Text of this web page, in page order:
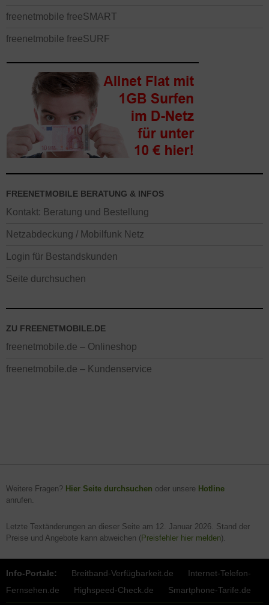
freenetmobile freeSMART
freenetmobile freeSURF
FREENETMOBILE BERATUNG & INFOS
Kontakt: Beratung und Bestellung
Netzabdeckung / Mobilfunk Netz
Login für Bestandskunden
Seite durchsuchen
ZU FREENETMOBILE.DE
freenetmobile.de – Onlineshop
freenetmobile.de – Kundenservice
Weitere Fragen? Hier Seite durchsuchen oder unsere Hotline
anrufen.
Letzte Textänderungen an dieser Seite am 12. Januar 2026 . Stand der
Preise und Angebote kann abweichen (Preisfehler hier melden).
Info-Portale: Breitband-Verfügbarkeit.de
Internet-Telefon-
Fernsehen.de
Highspeed-Check.de Smartphone-Tarife.de